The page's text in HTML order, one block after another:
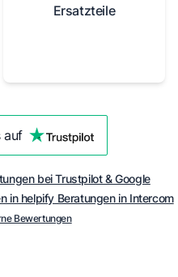
Ersatzteile
auf
bei Trustpilot & Google
helpify Beratungen in Intercom
Bewertungen